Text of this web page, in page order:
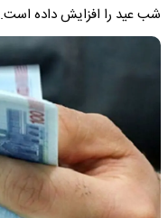
شب عید را افزایش داده است.